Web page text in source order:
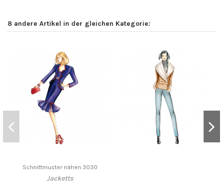
8 andere Artikel in der gleichen Kategorie:
Schnittmuster nähen 3030
Jacketts